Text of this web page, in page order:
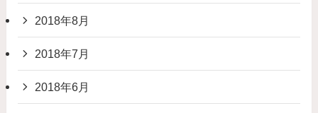
2018年8月
2018年7月
2018年6月